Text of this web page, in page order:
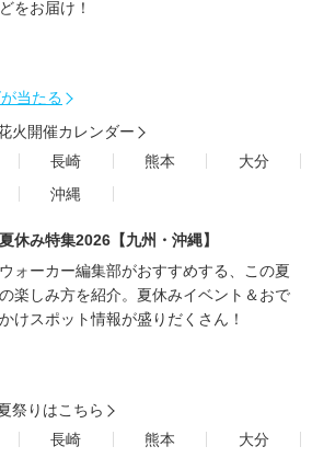
どをお届け！
当たる
火開催カレンダー
長崎 熊本
大分
沖縄
夏休み特集2026【九州・沖縄】
ウォーカー編集部がおすすめする、この夏
の楽しみ方を紹介。夏休みイベント＆おで
かけスポット情報が盛りだくさん！
祭りはこちら
長崎 熊本
大分